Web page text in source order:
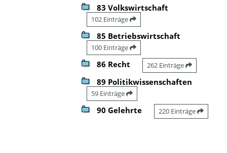
83 Volkswirtschaft
102 Einträge
85 Betriebswirtschaft
100 Einträge
86 Recht 262 Einträge
89 Politikwissenschaften
59 Einträge
90 Gelehrte 220 Einträge